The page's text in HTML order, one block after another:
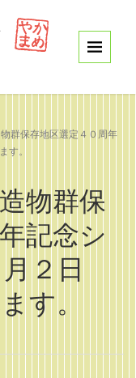
群保存地区選定４０周年
す。
物群保
記念シ
２日
す。